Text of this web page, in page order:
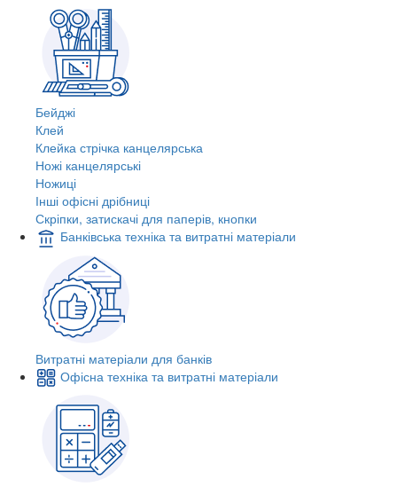
Бейджі
Клей
Клейка стрічка канцелярська
Ножі канцелярські
Ножиці
Інші офісні дрібниці
Скріпки, затискачі для паперів, кнопки
Банківська техніка та витратні матеріали
Витратні матеріали для банків
Офісна техніка та витратні матеріали